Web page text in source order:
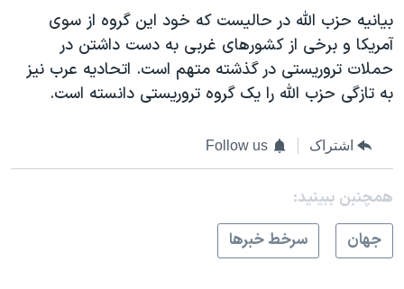
بیانیه حزب الله در حالیست که خود این گروه از سوی
آمریکا و برخی از کشورهای غربی به دست داشتن در
حملات تروریستی در گذشته متهم است. اتحادیه عرب نیز
به تازگی حزب الله را یک گروه تروریستی دانسته است.
اشتراک Follow us
همچنبن ببینید:
جهان
سرخط خبرها